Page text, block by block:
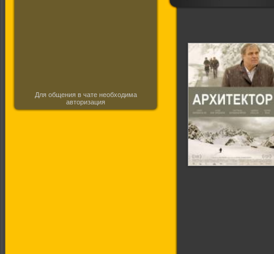
Для общения в чате необходима
авторизация